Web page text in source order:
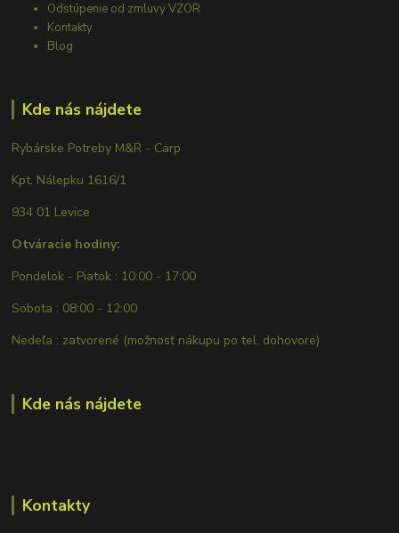
Odstúpenie od zmluvy VZOR
Kontakty
Blog
Kde nás nájdete
Rybárske Potreby M&R - Carp
Kpt. Nálepku 1616/1
934 01 Levice
Otváracie hodiny:
Pondelok - Piatok : 10:00 - 17:00
Sobota : 08:00 - 12:00
Nedeľa : zatvorené (možnosť nákupu po tel. dohovore)
Kde nás nájdete
Kontakty